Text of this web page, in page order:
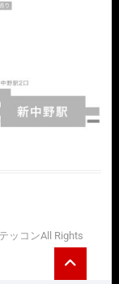
ッコンAll Rights
to